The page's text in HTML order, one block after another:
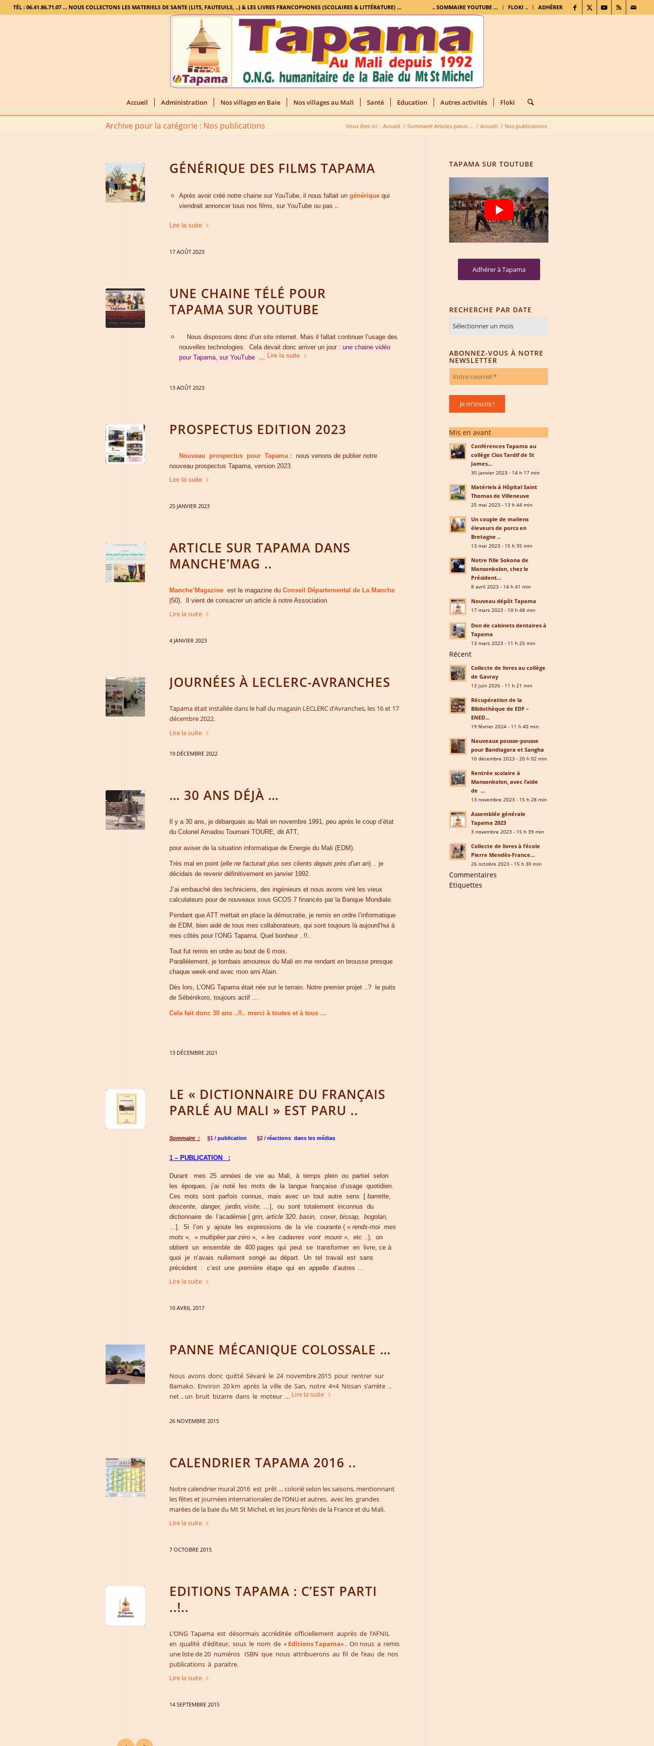
.. SOMMAIRE YOUTUBE … FLOKI .. ADHÉRER
TÉL : 06.41.86.71.07 ... NOUS COLLECTONS LES MATERIELS DE SANTE (LITS, FAUTEUILS, ..) & LES LIVRES FRANCOPHONES (SCOLAIRES & LITTÉRATURE) ...
Accueil Administration Nos villages en Baie Nos villages au Mali Santé Education Autres activités Floki
Archive pour la catégorie : Nos publications Vous êtes ici : Accueil / Sommaire Articles parus … / Accueil / Nos publications
GÉNÉRIQUE DES FILMS TAPAMA
Après avoir créé notre chaine sur YouTube, il nous fallait un générique qui
viendrait annoncer tous nos films, sur YouTube ou pas ..
Lire la suite
17 AOÛT 2023
UNE CHAINE TÉLÉ POUR
TAPAMA SUR YOUTUBE
Nous disposons donc d’un site internet. Mais il fallait continuer l’usage des
nouvelles technologies. Cela devait donc arriver un jour : une chaine vidéo
pour Tapama, sur YouTube … Lire la suite
13 AOÛT 2023
PROSPECTUS EDITION 2023
Nouveau prospectus pour Tapama : nous venons de publier notre
nouveau prospectus Tapama, version 2023.
Lire la suite
25 JANVIER 2023
ARTICLE SUR TAPAMA DANS
MANCHE’MAG ..
Manche’Magazine est le magazine du Conseil Départemental de La Manche
(50). Il vient de consacrer un article à notre Association.
Lire la suite
4 JANVIER 2023
JOURNÉES À LECLERC-AVRANCHES
Tapama était installée dans le hall du magasin LECLERC d’Avranches, les 16 et 17
décembre 2022.
Lire la suite
19 DÉCEMBRE 2022
… 30 ANS DÉJÀ …
Il y a 30 ans, je débarquais au Mali en novembre 1991, peu après le coup d’état
du Colonel Amadou Toumani TOURE, dit ATT,
pour aviser de la situation informatique de Energie du Mali (EDM).
Très mal en point (elle ne facturait plus ses clients depuis près d’un an) .. je
décidais de revenir définitivement en janvier 1992.
J’ai embauché des techniciens, des ingénieurs et nous avons viré les vieux
calculateurs pour de nouveaux sous GCOS 7 financés par la Banque Mondiale.
Pendant que ATT mettait en place la démocratie, je remis en ordre l’informatique
de EDM, bien aidé de tous mes collaborateurs, qui sont toujours là aujourd’hui à
mes côtés pour l’ONG Tapama. Quel bonheur ..!!..
Tout fut remis en ordre au bout de 6 mois.
Parallèlement, je tombais amoureux du Mali en me rendant en brousse presque
chaque week-end avec mon ami Alain.
Dès lors, L’ONG Tapama était née sur le terrain. Notre premier projet ..? le puits
de Sébénikoro, toujours actif …
Cela fait donc 30 ans ..!!.. merci à toutes et à tous …
13 DÉCEMBRE 2021
LE « DICTIONNAIRE DU FRANÇAIS
PARLÉ AU MALI » EST PARU ..
Sommaire : §1 / publication §2 / réactions dans les médias
1 – PUBLICATION :
Durant mes 25 années de vie au Mali, à temps plein ou partiel selon
les époques, j’ai noté les mots de la langue française d’usage quotidien.
Ces mots sont parfois connus, mais avec un tout autre sens [ barrette
descente, danger, jardin, visite, …], ou sont totalement inconnus du
dictionnaire de l’académie [ grin, article 320, basin, coxer, bissap, bogolan,
…]. Si l’on y ajoute les expressions de la vie courante ( « rends-moi mes
mots », « multiplier par zéro », « les cadavres vont mourir», etc ..), on
obtient un ensemble de 400 pages qui peut se transformer en livre, ce à
quoi je n’avais nullement songé au départ. Un tel travail est sans
précédent : c’est une première étape qui en appelle d’autres …
Lire la suite
10 AVRIL 2017
PANNE MÉCANIQUE COLOSSALE …
Nous avons donc quitté Sévaré le 24 novembre 2015 pour rentrer sur
Bamako. Environ 20 km après la ville de San, notre 4×4 Nissan s’arrète ..
net .. un bruit bizarre dans le moteur … Lire la suite
26 NOVEMBRE 2015
CALENDRIER TAPAMA 2016 ..
Notre calendrier mural 2016 est prêt … colorié selon les saisons, mentionnant
les fêtes et journées internationales de l’ONU et autres, avec les grandes
marées de la baie du Mt St Michel, et les jours fériés de la France et du Mali.
Lire la suite
7 OCTOBRE 2015
EDITIONS TAPAMA : C’EST PARTI
..!..
L’ONG Tapama est désormais accréditée officiellement auprès de l’AFNIL
en qualité d’éditeur, sous le nom de « Editions Tapama« . On nous a remis
une liste de 20 numéros ISBN que nous attribuerons au fil de l’eau de nos
publications à paraitre.
Lire la suite
14 SEPTEMBRE 2015
TAPAMA SUR TOUTUBE
Adhérer à Tapama
RECHERCHE PAR DATE
ABONNEZ-VOUS À NOTRE
NEWSLETTER
Mis en avant
Conférences Tapama au
collège Clos Tardif de St
James...
30 janvier 2023 - 14 h 17 min
Matériels à Hôpital Saint
Thomas de Villeneuve
25 mai 2023 - 13 h 44 min
Un couple de maliens
éleveurs de porcs en
Bretagne ..
13 mai 2023 - 15 h 35 min
Notre fille Sokona de
Mansonkolon, chez le
Président...
8 avril 2023 - 14 h 41 min
Nouveau dépôt Tapama
17 mars 2023 - 10 h 48 min
Don de cabinets dentaires à
Tapama
13 mars 2023 - 11 h 25 min
Récent
Collecte de livres au collège
de Gavray
13 juin 2026 - 11 h 21 min
Récupération de la
Bibliothèque de EDF –
ENED...
19 février 2024 - 11 h 40 min
Nouveaux pousse-pousse
pour Bandiagara et Sangha
10 décembre 2023 - 20 h 02 min
Rentrée scolaire à
Mansonkolon, avec l’aide
de ...
13 novembre 2023 - 15 h 28 min
Assemblée générale
Tapama 2023
3 novembre 2023 - 15 h 39 min
Collecte de livres à l’école
Pierre Mendès-France...
26 octobre 2023 - 15 h 30 min
Commentaires
Etiquettes